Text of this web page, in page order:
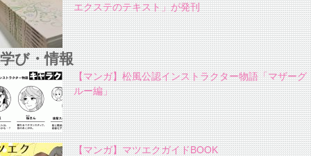
エクステのテキスト」が発刊
学び・情報
【マンガ】松風公認インストラクター物語「マザーグ
ルー編」
【マンガ】マツエクガイドBOOK